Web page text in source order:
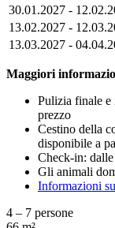
30.01.2027 -
13.02.2027 -
13.03.2027 -
Maggiori
Pulizia finale e
prezzo
Cestino della
disponibile a
Check-in:
Gli animali
Informazioni
4 – 7 persone